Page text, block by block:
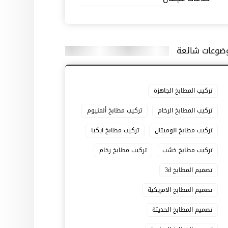
شائعة
تركيب المطابخ الجاهزة
تركيب المطابخ الرخام
تركيب مطابخ ألمنيوم
تركيب مطابخ الوميتال
تركيب مطابخ ايكيا
تركيب مطابخ خشب
تركيب مطابخ رخام
تصميم المطابخ 3d
تصميم المطابخ الامريكية
تصميم المطابخ الحديثة